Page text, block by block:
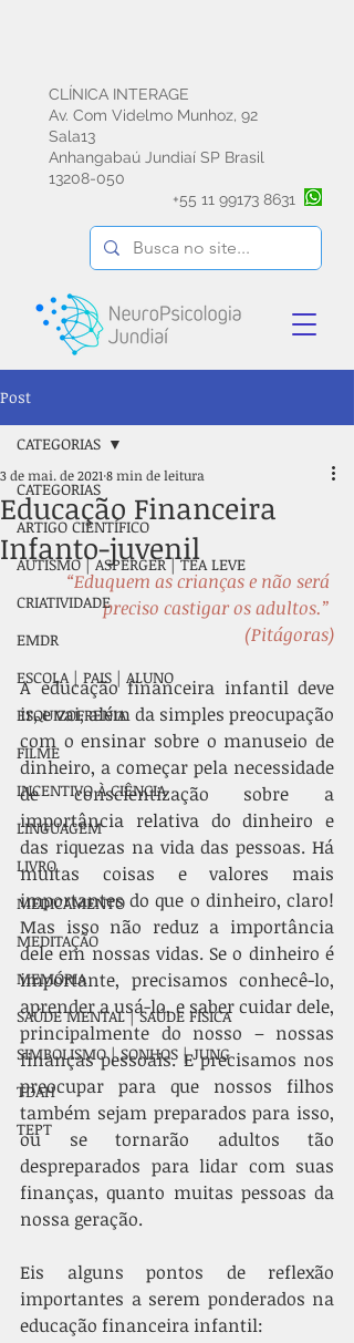
CLÍNICA INTERAGE
Av. Com Videlmo Munhoz, 92
Sala13
Anhangabaú Jundiaí SP Brasil
13208-050
+55 11 99173 8631
Post
CATEGORIAS
ARTIGO CIENTÍFICO
AUTISMO | ASPERGER | TEA LEVE
CRIATIVIDADE
EMDR
ESCOLA | PAIS | ALUNO
ESQUIZOFRENIA
FILME
INCENTIVO À CIÊNCIA
LINGUAGEM
LIVRO
MEDICAMENTO
MEDITAÇÃO
MEMÓRIA
SAÚDE MENTAL | SAÚDE FÍSICA
SIMBOLISMO | SONHOS | JUNG
TDAH
TEPT
CATEGORIAS
Educação Financeira
Infanto-juvenil
3 de mai. de 2021 8 min de leitura
“Eduquem as crianças e não será
preciso castigar os adultos.”
(Pitágoras)
A educação financeira infantil deve
ir, e vai, além da simples preocupação
com o ensinar sobre o manuseio de
dinheiro, a começar pela necessidade
de conscientização sobre a
importância relativa do dinheiro e
das riquezas na vida das pessoas. Há
muitas coisas e valores mais
importantes do que o dinheiro, claro!
Mas isso não reduz a importância
dele em nossas vidas. Se o dinheiro é
importante, precisamos conhecê-lo,
aprender a usá-lo, e saber cuidar dele,
principalmente do nosso – nossas
finanças pessoais. E precisamos nos
preocupar para que nossos filhos
também sejam preparados para isso,
ou se tornarão adultos tão
despreparados para lidar com suas
finanças, quanto muitas pessoas da
nossa geração.
Eis alguns pontos de reflexão
importantes a serem ponderados na
educação financeira infantil: